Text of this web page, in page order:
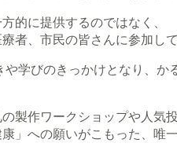
的に提供するのではなく、
者、市民の皆さんに参加し
や学びのきっかけとなり、か
製作ワークショップや人気
康」への願いがこもった、唯